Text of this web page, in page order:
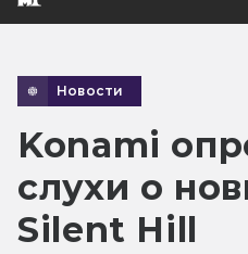
Новости
Konami
слухи о
Silent Hill